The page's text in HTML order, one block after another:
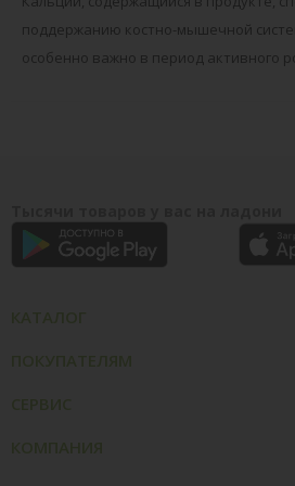
поддержанию костно-мышечной
особенно важно в период активного